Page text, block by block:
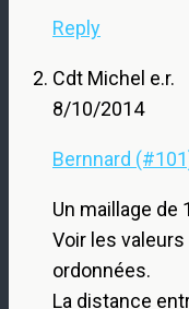
Reply
Cdt Michel e.r.
8/10/2014
Bernnard
Un maillage de
Voir les
ordonnées.
La distance